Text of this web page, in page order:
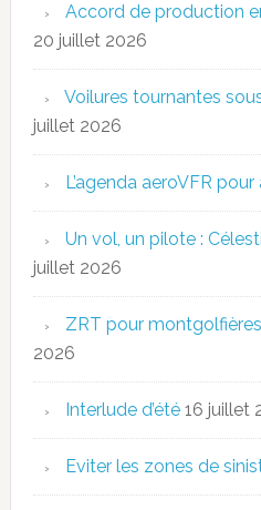
Accord de production
20 juillet 2026
Voilures tournantes
juillet 2026
L’agenda aeroVFR
Un vol, un pilote :
juillet 2026
ZRT pour
2026
Interlude d’été 16 juillet
Eviter les zones de